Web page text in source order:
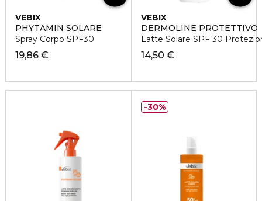
VEBIX
PHYTAMIN SOLARE
Spray Corpo SPF30
19,86 €
VEBIX
DERMOLINE PROTETTIVO
Latte Solare SPF 30
14,50 €
30%